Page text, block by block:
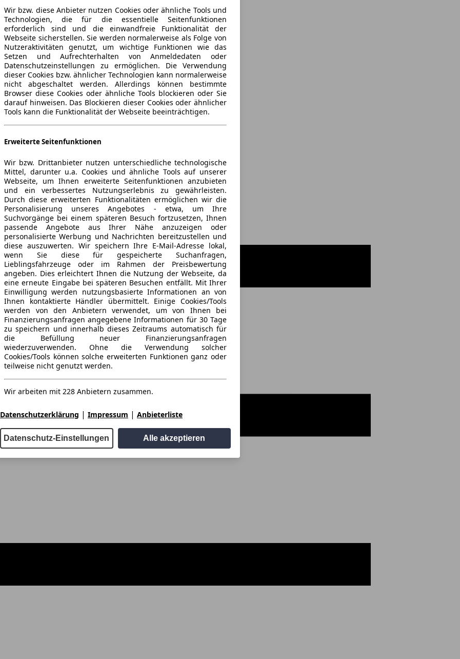
Wir bzw. diese Anbieter nutzen Cookies oder ähnliche Tools und
Technologien, die für die essentielle Seitenfunktionen
erforderlich sind und die einwandfreie Funktionalität der
Webseite sicherstellen. Sie werden normalerweise als Folge von
Nutzeraktivitäten genutzt, um wichtige Funktionen wie das
Setzen und Aufrechterhalten von Anmeldedaten oder
Datenschutzeinstellungen zu ermöglichen. Die Verwendung
dieser Cookies bzw. ähnlicher Technologien kann normalerweise
nicht abgeschaltet werden. Allerdings können bestimmte
Browser diese Cookies oder ähnliche Tools blockieren oder Sie
darauf hinweisen. Das Blockieren dieser Cookies oder ähnlicher
Tools kann die Funktionalität der Webseite beeinträchtigen.
Erweiterte Seitenfunktionen
Wir bzw. Drittanbieter nutzen unterschiedliche technologische
Mittel, darunter u.a. Cookies und ähnliche Tools auf unserer
Webseite, um Ihnen erweiterte Seitenfunktionen anzubieten
und ein verbessertes Nutzungserlebnis zu gewährleisten.
Durch diese erweiterten Funktionalitäten ermöglichen wir die
Personalisierung unseres Angebotes - etwa, um Ihre
Suchvorgänge bei einem späteren Besuch fortzusetzen, Ihnen
passende Angebote aus Ihrer Nähe anzuzeigen oder
personalisierte Werbung und Nachrichten bereitzustellen und
diese auszuwerten. Wir speichern Ihre E-Mail-Adresse lokal,
wenn Sie diese für gespeicherte Suchanfragen,
Lieblingsfahrzeuge oder im Rahmen der Preisbewertung
angeben. Dies erleichtert Ihnen die Nutzung der Webseite, da
eine erneute Eingabe bei späteren Besuchen entfällt. Mit Ihrer
Einwilligung werden nutzungsbasierte Informationen an von
Ihnen kontaktierte Händler übermittelt. Einige Cookies/Tools
werden von den Anbietern verwendet, um von Ihnen bei
Finanzierungsanfragen angegebene Informationen für 30 Tage
zu speichern und innerhalb dieses Zeitraums automatisch für
die Befüllung neuer Finanzierungsanfragen
wiederzuverwenden. Ohne die Verwendung solcher
Cookies/Tools können solche erweiterten Funktionen ganz oder
teilweise nicht genutzt werden.
Wir arbeiten mit 228 Anbietern zusammen.
Datenschutzerklärung | Impressum | Anbieterliste
Datenschutz-Einstellungen Alle akzeptieren